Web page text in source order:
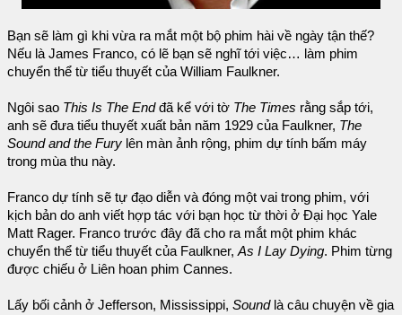
Bạn sẽ làm gì khi vừa ra mắt một bộ phim hài về ngày tận thế?
Nếu là James Franco, có lẽ bạn sẽ nghĩ tới việc… làm phim
chuyển thể từ tiểu thuyết của William Faulkner.
Ngôi sao This Is The Endđã kể với tờ The Times rằng sắp tới,
anh sẽ đưa tiểu thuyết xuất bản năm 1929 của Faulkner, The
Sound and the Fury lên màn ảnh rộng, phim dự tính bấm máy
trong mùa thu này.
Franco dự tính sẽ tự đạo diễn và đóng một vai trong phim, với
kịch bản do anh viết hợp tác với bạn học từ thời ở Đại học Yale
Matt Rager. Franco trước đây đã cho ra mắt một phim khác
chuyển thể từ tiểu thuyết của Faulkner, As I Lay Dying. Phim từng
được chiếu ở Liên hoan phim Cannes.
Lấy bối cảnh ở Jefferson, Mississippi, Soundlà câu chuyện về gia